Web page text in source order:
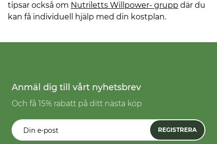
tipsar också om Nutriletts Willpower- grupp där du
kan få individuell hjälp med din kostplan.
Anmäl dig till vårt nyhetsbrev
Och få 15% rabatt på ditt nästa köp
REGISTRERA